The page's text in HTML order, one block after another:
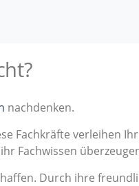
nachdenken.
Fachkräfte verleihen
Fachwissen
Durch ihre